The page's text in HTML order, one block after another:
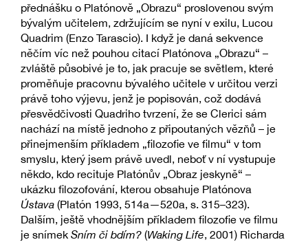
přednášku o Platónově „Obrazu“ proslovenou svým
bývalým učitelem, zdržujícím se nyní v exilu, Lucou
Quadrim (Enzo Tarascio). I když je daná sekvence
něčím víc než pouhou citací Platónova „Obrazu“ –
zvláště působivé je to, jak pracuje se světlem, které
proměňuje pracovnu bývalého učitele v určitou verzi
právě toho výjevu, jenž je popisován, což dodává
přesvědčivosti Quadriho tvrzení, že se Clerici sám
nachází na místě jednoho z připoutaných vězňů – je
přinejmenším příkladem „filozofie ve filmu“ v tom
smyslu, který jsem právě uvedl, neboť v ní vystupuje
někdo, kdo recituje Platónův „Obraz jeskyně“ –
ukázku filozofování, kterou obsahuje Platónova
Ústava (Platón 1993, 514a—520a, s. 315–323).
Dalším, ještě vhodnějším příkladem filozofie ve filmu
je snímek Sním či bdím? (Waking Life, 2001) Richarda